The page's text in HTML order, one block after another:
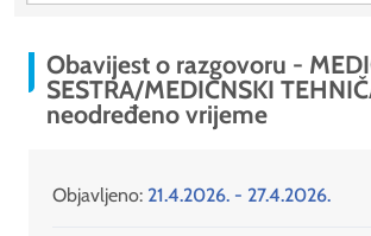
Obavijest o razgovoru -
SESTRA/MEDICNSKI
neodređeno vrijeme
Objavljeno: 21.4.2026. - 27.4.2026.